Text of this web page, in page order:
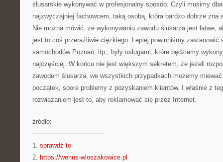
ślusarskie wykonywać w profesjonalny sposób. Czyli musimy
najzwyczajniej fachowcem, taką osobą, która bardzo dobrze zna
Nie można mówić, że wykonywaniu zawodu ślusarza jest łatwe,
jest to coś przeraźliwie ciężkiego. Lepiej powinniśmy zastanowić
samochodów Poznań, itp., były usługami, które będziemy
najczęściej. W końcu nie jest większym sekretem, że jeżeli
zawodem ślusarza, we wszystkich przypadkach możemy
początek, spore problemy z pozyskaniem klientów. I właśnie z
rozwiązaniem jest to, aby reklamować się przez Internet.
źródło:
———————————
1. sprawdź to
2. https://wenus-wloszakowice.pl